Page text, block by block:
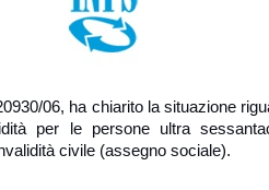
06, ha chiarito la situazione
per le persone ultra
civile (assegno sociale).